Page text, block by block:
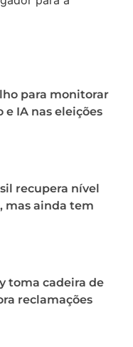
para monitorar
IA nas eleições
recupera nível
mas ainda tem
toma cadeira de
reclamações